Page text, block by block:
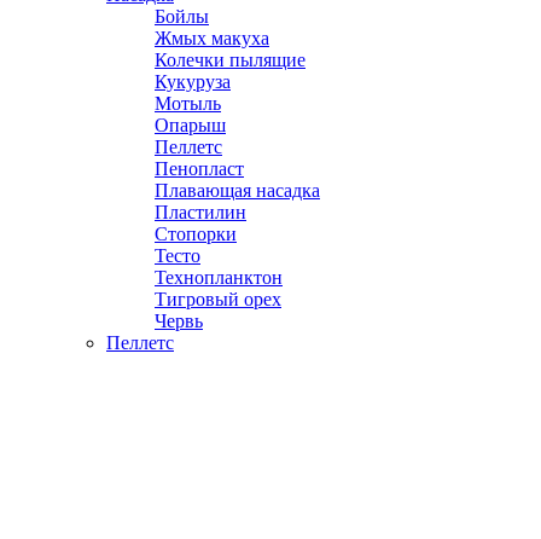
Бойлы
Жмых макуха
Колечки пылящие
Кукуруза
Мотыль
Опарыш
Пеллетс
Пенопласт
Плавающая насадка
Пластилин
Стопорки
Тесто
Технопланктон
Тигровый орех
Червь
Пеллетс